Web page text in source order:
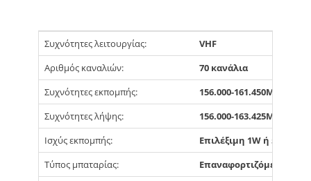
Συχνότητες λειτουργίας:
VHF
Αριθμός καναλιών:
70 κανάλια
Συχνότητες εκπομπής:
156.000-161.450MHz
Συχνότητες λήψης:
156.000-163.425MHz
Ισχύς εκπομπής:
Επιλέξιμη 1W ή 5W
Τύπος μπαταρίας:
Επαναφορτιζόμενες